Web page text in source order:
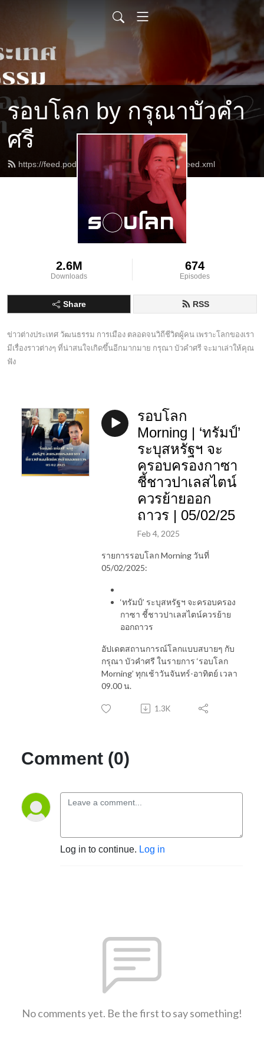
รอบโลก by กรุณาบัวคำ
ศรี
https://feed.podbean.com/karunabuakamsri/feed.xml
2.6M
Downloads
674
Episodes
Share RSS
ข่าวต่างประเทศ วัฒนธรรม การเมือง ตลอดจนวิถีชีวิตผู้คน เพราะโลกของเรา
มีเรื่องราวต่างๆ ที่น่าสนใจเกิดขึ้นอีกมากมาย กรุณา บัวคำศรี จะมาเล่าให้คุณ
ฟัง
รอบโลก
Morning | ‘ทรัมป์’
ระบุสหรัฐฯ จะ
ครอบครองกาซา
ชี้ชาวปาเลสไตน์
ควรย้ายออก
ถาวร | 05/02/25
Feb 4, 2025
รายการรอบโลก Morning วันที่
05/02/2025:
‘ทรัมป์’ ระบุสหรัฐฯ จะครอบครอง
กาซา ชี้ชาวปาเลสไตน์ควรย้าย
ออกถาวร
อัปเดตสถานการณ์โลกแบบสบายๆ กับ
กรุณา บัวคำศรี ในรายการ ‘รอบโลก
Morning’ ทุกเช้าวันจันทร์-อาทิตย์ เวลา
09.00น.
1.3K
Comment (0)
Log in to continue. Log in
No comments yet. Be the first to say something!